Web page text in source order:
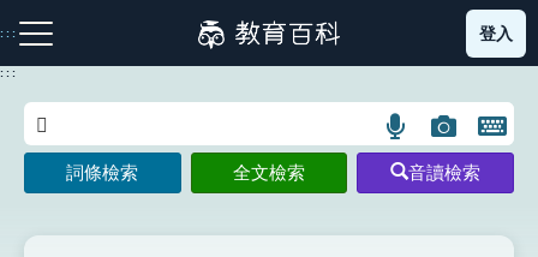
到
主
:::
注音索引圖示 筆畫索引圖示 部首索引表圖示
登入
:::
語
言
搜
圖
片
搜
開
鍵
圖
詞條檢索 全文檢索 音讀檢索